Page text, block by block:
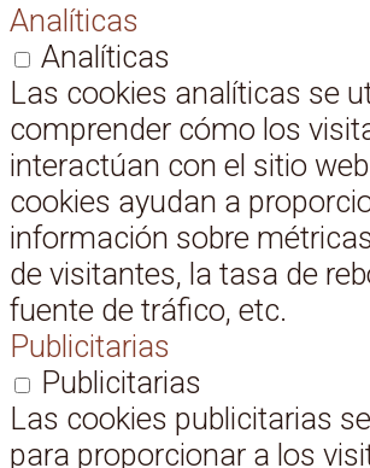
Analíticas
Analíticas
Las cookies analíticas se
comprender cómo los
interactúan con el sitio
cookies ayudan a
información sobre
de visitantes, la tasa de
fuente de tráfico, etc.
Publicitarias
Publicitarias
Las cookies publicitarias
para proporcionar a los